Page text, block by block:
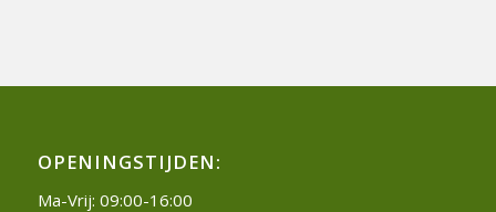
OPENINGSTIJDEN:
Ma-Vrij: 09:00-16:00